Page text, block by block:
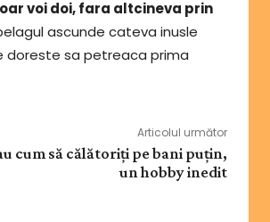
voi doi, fara altcineva prin
ascunde cateva inusle
doreste sa petreaca prima
Articolul următor
cum să călătoriți pe bani puțin,
un hobby inedit